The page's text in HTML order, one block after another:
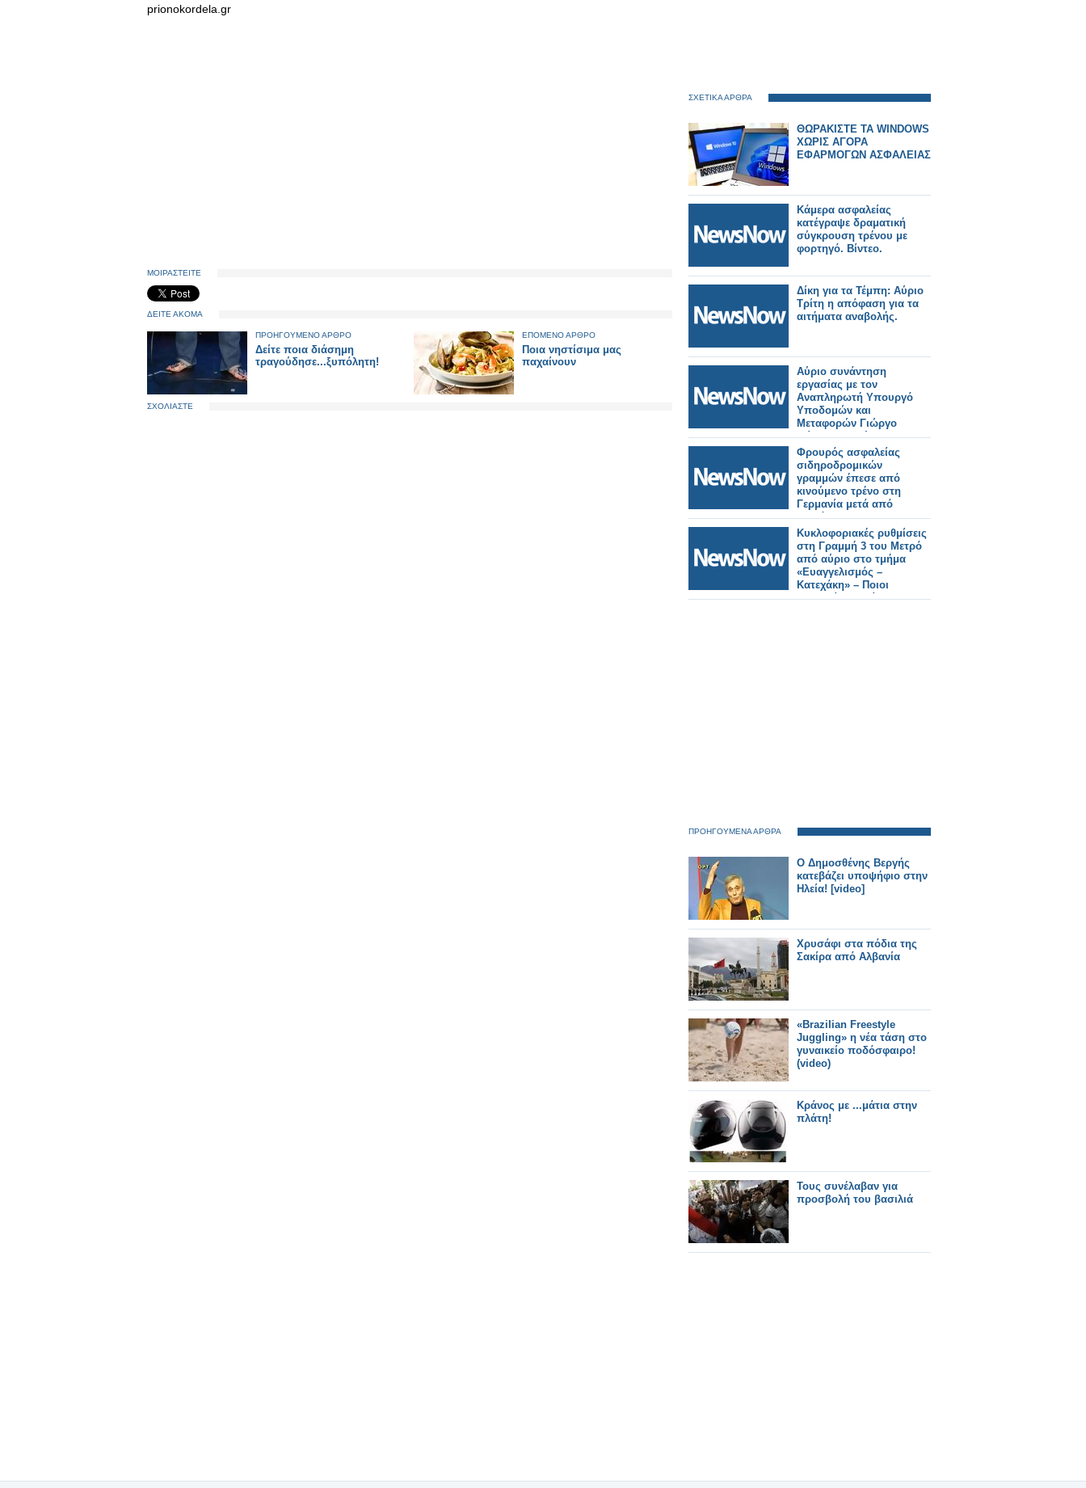
prionokordela.gr
ΜΟΙΡΑΣΤΕΙΤΕ
ΔΕΙΤΕ ΑΚΟΜΑ
ΠΡΟΗΓΟΥΜΕΝΟ ΑΡΘΡΟ
Δείτε ποια διάσημη
τραγούδησε...ξυπόλητη!
ΕΠΟΜΕΝΟ ΑΡΘΡΟ
Ποια νηστίσιμα μας
παχαίνουν
ΣΧΟΛΙΑΣΤΕ
ΣΧΕΤΙΚΑ ΑΡΘΡΑ
ΘΩΡΑΚΙΣΤΕ ΤΑ WINDOWS
ΧΩΡΙΣ ΑΓΟΡΑ
ΕΦΑΡΜΟΓΩΝ ΑΣΦΑΛΕΙΑΣ
Κάμερα ασφαλείας
κατέγραψε δραματική
σύγκρουση τρένου με
φορτηγό. Βίντεο.
Δίκη για τα Τέμπη: Αύριο
Τρίτη η απόφαση για τα
αιτήματα αναβολής.
Αύριο συνάντηση
εργασίας με τον
Αναπληρωτή Υπουργό
Υποδομών και
Μεταφορών Γιώργο
Κώτσηρα θα έχει ο
Κωνσταντίνος
Γκιουλέκας.
Φρουρός ασφαλείας
σιδηροδρομικών
γραμμών έπεσε από
κινούμενο τρένο στη
Γερμανία μετά από
διαμάχη.
Κυκλοφοριακές ρυθμίσεις
στη Γραμμή 3 του Μετρό
από αύριο στο τμήμα
«Ευαγγελισμός –
Κατεχάκη» – Ποιοι
σταθμοί θα κλείνουν στις
ΠΡΟΗΓΟΥΜΕΝΑ ΑΡΘΡΑ
Ο Δημοσθένης Βεργής
κατεβάζει υποψήφιο στην
Ηλεία! [video]
Χρυσάφι στα πόδια της
Σακίρα από Αλβανία
«Brazilian Freestyle
Juggling» η νέα τάση στο
γυναικείο ποδόσφαιρο!
(video)
Κράνος με ...μάτια στην
πλάτη!
Τους συνέλαβαν για
προσβολή του βασιλιά